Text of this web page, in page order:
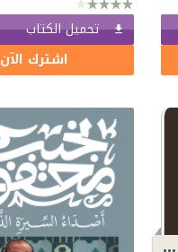
تحميل الكتاب
اشترك الآن